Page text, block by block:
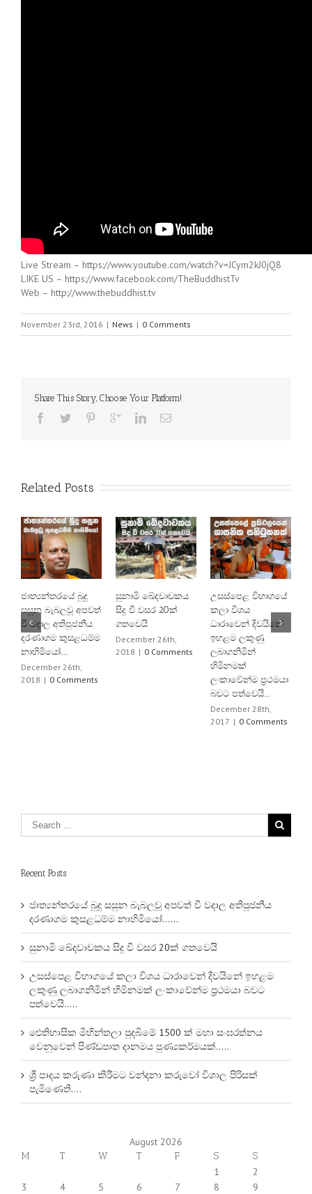
Live Stream – https://www.youtube.com/watch?v=JCym2kJ0jQ8
LIKE US – https://www.facebook.com/TheBuddhistTv
Web – http://www.thebuddhist.tv
November 23rd, 2016 | News | 0 Comments
Share This Story, Choose Your Platform!
Related Posts
ජාත්‍යන්තරයේ බුදු
සසුන බැබලවූ අපවත්
වී වදාල අතිපුජනීය
දරණාගම කුසළධම්ම
නාහිමියෝ……
December 26th,
2018 | 0 Comments
සුනාමි ඛේදවාචකය
සිදු වී වසර 20ක්
ගතවෙයි
December 26th,
2018 | 0 Comments
උසස්පෙළ විභාගයේ
කලා විශය
ධාරාවෙන් දිවයිනේ
ඉහළම ලකුණු
ලබාගනිමින්
හිමිනමක්
ලංකාවේන්ම ප්‍රථමයා
බවට පත්වෙයි…..
December 28th,
2017 | 0 Comments
Recent Posts
ජාත්‍යන්තරයේ බුදු සසුන බැබලවූ අපවත් වී වදාල අතිපුජනීය
දරණාගම කුසළධම්ම නාහිමියෝ……
සුනාමි ඛේදවාචකය සිදු වී වසර 20ක් ගතවෙයි
උසස්පෙළ විභාගයේ කලා විශය ධාරාවෙන් දිවයිනේ ඉහළම
ලකුණු ලබාගනිමින් හිමිනමක් ලංකාවේන්ම ප්‍රථමයා බවට
පත්වෙයි…..
ඓතිහාසික මිහින්තලා පුදබිමේ 1500 ක් මහා සංඝරත්නය
වෙනුවෙන් පිණ්ඩපාත දානමය පුණ්‍යකර්මයක්…..
ශ්‍රී පාදය කරුණා කිරීමට වන්දනා කරුවෝ විශාල පිරිසක්
පැමිණෙති….
August 2026
M T W T F S S
1
2
3
4 5 6 7 8
9